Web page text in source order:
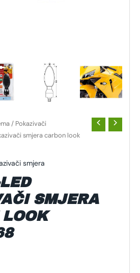
/ Pokazivači
smjera carbon look
smjera
SMJERA